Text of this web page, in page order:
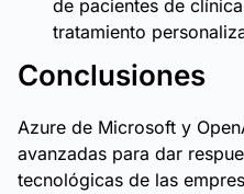
de pacientes de
tratamiento
Conclusiones
Azure de Microsoft y
avanzadas para dar
tecnológicas de las